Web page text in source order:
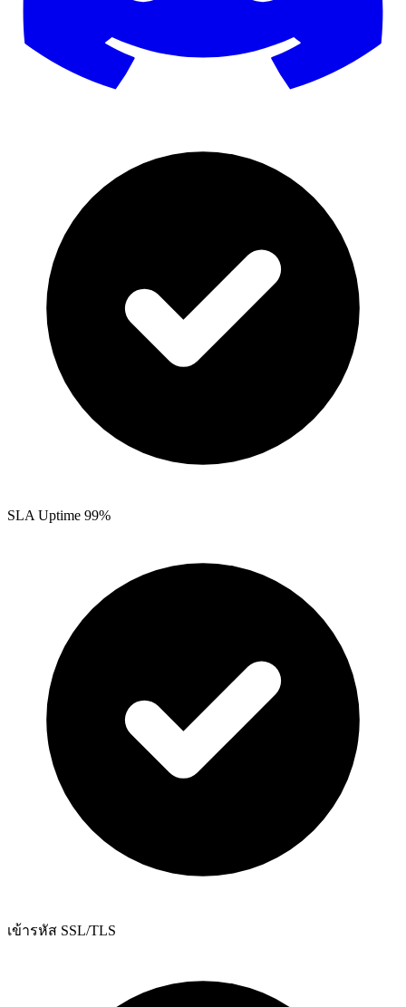
SLA Uptime 99%
เข้ารหัส SSL/TLS